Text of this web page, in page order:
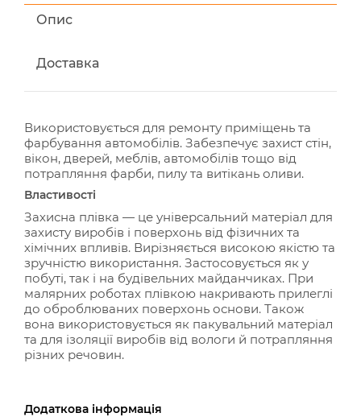
Опис
Доставка
Використовується для ремонту приміщень та
фарбування автомобілів. Забезпечує захист стін,
вікон, дверей, меблів, автомобілів тощо від
потрапляння фарби, пилу та витікань оливи.
Властивості
Захисна плівка — це універсальний матеріал для
захисту виробів і поверхонь від фізичних та
хімічних впливів. Вирізняється високою якістю та
зручністю використання. Застосовується як у
побуті, так і на будівельних майданчиках. При
малярних роботах плівкою накривають прилеглі
до оброблюваних поверхонь основи. Також
вона використовується як пакувальний матеріал
та для ізоляції виробів від вологи й потрапляння
різних речовин.
Додаткова інформація